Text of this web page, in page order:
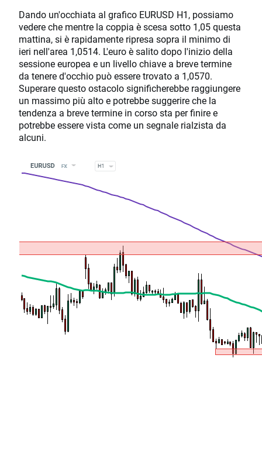
Dando un'occhiata al grafico EURUSD H1, possiamo
vedere che mentre la coppia è scesa sotto 1,05 questa
mattina, si è rapidamente ripresa sopra il minimo di
ieri nell'area 1,0514. L'euro è salito dopo l'inizio della
sessione europea e un livello chiave a breve termine
da tenere d'occhio può essere trovato a 1,0570.
Superare questo ostacolo significherebbe raggiungere
un massimo più alto e potrebbe suggerire che la
tendenza a breve termine in corso sta per finire e
potrebbe essere vista come un segnale rialzista da
alcuni.